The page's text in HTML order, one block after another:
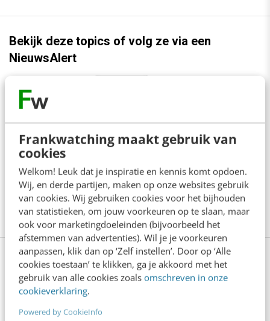
Frankwatching maakt gebruik van
cookies
Welkom! Leuk dat je inspiratie en kennis komt opdoen.
Wij, en derde partijen, maken op onze websites gebruik
van cookies. Wij gebruiken cookies voor het bijhouden
van statistieken, om jouw voorkeuren op te slaan, maar
ook voor marketingdoeleinden (bijvoorbeeld het
afstemmen van advertenties). Wil je je voorkeuren
aanpassen, klik dan op ‘Zelf instellen’. Door op ‘Alle
cookies toestaan’ te klikken, ga je akkoord met het
gebruik van alle cookies zoals omschreven in onze
cookieverklaring.
Powered by CookieInfo
Bekijk deze topics of volg ze via een
NieuwsAlert
Bookworm
Copywriting Jumper Long copy
Online marketing
Short copy Skimmer Teksten
Tekstlengte Webteksten
Lees 30 reacties Delen